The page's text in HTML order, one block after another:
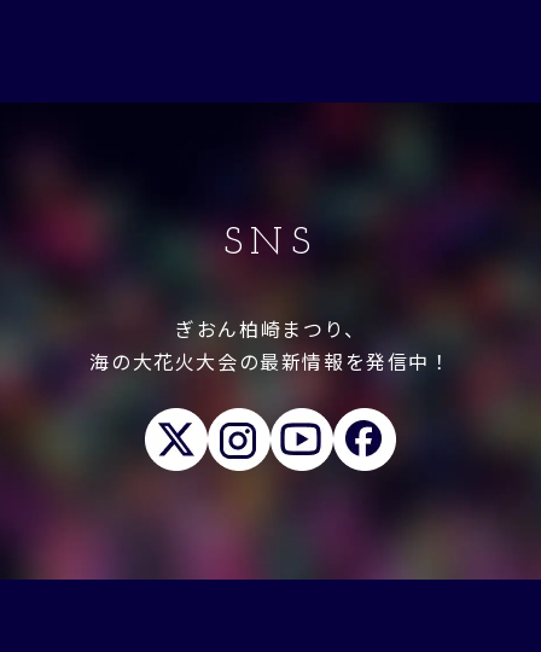
SNS
ぎおん柏崎まつり、
海の大花火大会の最新情報を発信中！